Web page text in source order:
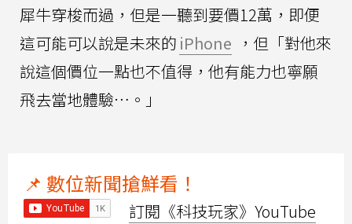
犀牛穿梭而過，但是一聽到要價12萬，即便
這可能可以說是未來的 iPhone ，但「對他來
說這個價位一點也不值得，他有能力也寧願
飛去當地體驗…。」
📌 數位新聞搶鮮看！
訂閱《科技玩家》YouTube